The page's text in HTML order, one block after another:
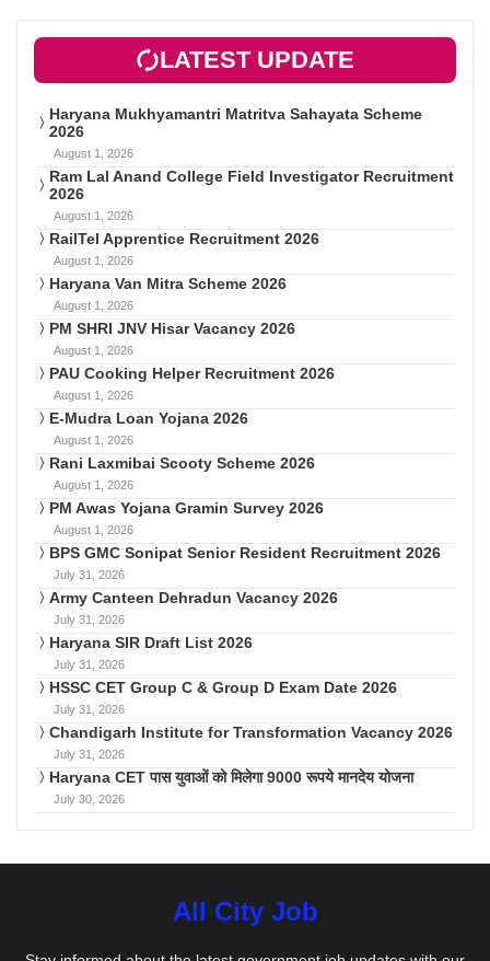
LATEST UPDATE
Haryana Mukhyamantri Matritva Sahayata Scheme
2026
August 1, 2026
Ram Lal Anand College Field Investigator Recruitment
2026
August 1, 2026
RailTel Apprentice Recruitment 2026
August 1, 2026
Haryana Van Mitra Scheme 2026
August 1, 2026
PM SHRI JNV Hisar Vacancy 2026
August 1, 2026
PAU Cooking Helper Recruitment 2026
August 1, 2026
E-Mudra Loan Yojana 2026
August 1, 2026
Rani Laxmibai Scooty Scheme 2026
August 1, 2026
PM Awas Yojana Gramin Survey 2026
August 1, 2026
BPS GMC Sonipat Senior Resident Recruitment 2026
July 31, 2026
Army Canteen Dehradun Vacancy 2026
July 31, 2026
Haryana SIR Draft List 2026
July 31, 2026
HSSC CET Group C & Group D Exam Date 2026
July 31, 2026
Chandigarh Institute for Transformation Vacancy 2026
July 31, 2026
Haryana CET पास युवाओं को मिलेगा 9000 रूपये मानदेय योजना
July 30, 2026
All City Job